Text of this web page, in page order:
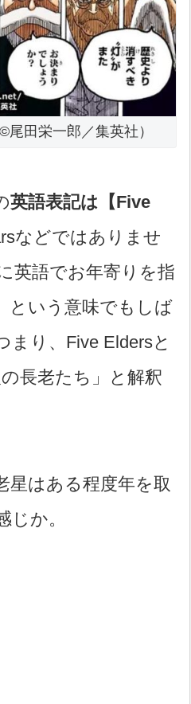
尾田栄一郎／集英社）
英語表記は【Five
などではありませ
英語でお年寄りを指
という意味でもしば
まり、Five Eldersと
長老たち」と解釈
星はある程度年を取
じか。